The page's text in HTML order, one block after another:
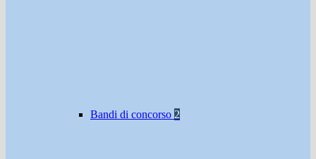
Bandi di concorso 2